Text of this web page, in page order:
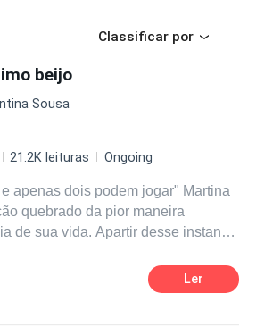
Classificar por
beijo
Sousa
21.2K leituras Ongoing
dois podem jogar" Martina
quebrado da pior maneira
de sua vida. Apartir desse instante
onde apenas ela pode ganhar, a
um coração era quebrado. Quando
Ler